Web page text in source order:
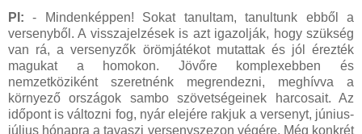
PI: - Mindenképpen! Sokat tanultam, tanultunk ebből a
versenyből. A visszajelzések is azt igazolják, hogy szükség
van rá, a versenyzők örömjátékot mutattak és jól érezték
magukat a homokon. Jövőre komplexebben és
nemzetköziként szeretnénk megrendezni, meghívva a
környező országok sambo szövetségeinek harcosait. Az
időpont is változni fog, nyár elejére rakjuk a versenyt, június-
július hónapra a tavaszi versenyszezon végére. Még konkrét